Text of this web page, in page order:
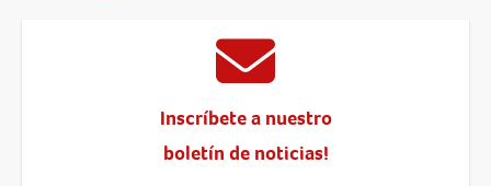
Inscríbete a nuestro
boletín de noticias!